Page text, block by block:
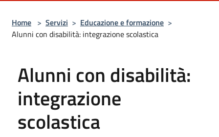
Home > Servizi > Educazione e formazione >
Alunni con disabilità: integrazione scolastica
Alunni con disabilità:
integrazione
scolastica